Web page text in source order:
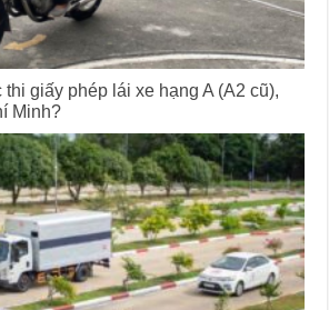
thi giấy phép lái xe hạng A (A2 cũ),
Minh?